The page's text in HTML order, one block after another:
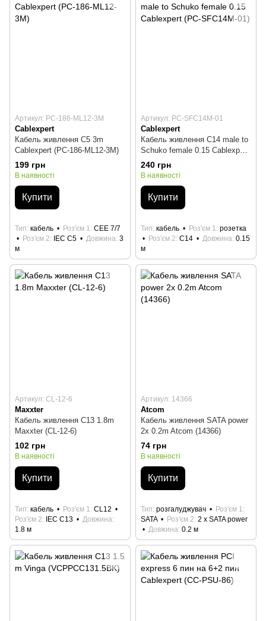
Артикул: PC-186-ML12-3M
Cablexpert
Кабель живлення C5 3m
Cablexpert (PC-186-ML12-3M)
199 грн
В наявності
Купити
Тип кабель Роз'єм 1 CEE 7/7
Роз'єм 2
IEC C5 Довжина 3
м
Артикул: PC-SFC14M-01
Cablexpert
Кабель живлення C14 male to
Schuko female 0.15 Cablexpert
(PC-SFC14M-01)
240 грн
В наявності
Купити
Тип кабель Роз'єм 1 розетка
Роз'єм 2 С14 Довжина 0.15
м
Артикул: CL-12-6
Maxxter
Кабель живлення C13 1.8m
Maxxter (CL-12-6)
102 грн
В наявності
Купити
Тип кабель Роз'єм 1 CL12
Роз'єм 2
IEC C13
Довжина
1.8 м
Артикул: 14366
Atcom
Кабель живлення SATA power
2x 0.2m Atcom (14366)
74 грн
В наявності
Купити
Тип розгалуджувач
Роз'єм 1
SATA
Роз'єм 2 2 х SATA power
Довжина 0.2 м